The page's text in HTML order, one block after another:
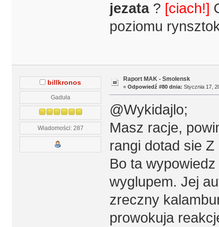
jezata? [ciach!]
poziomu
billkronos
Gaduła
Wiadomości: 287
Raport MAK - Smolensk
« Odpowiedź #80 dnia: Stycznia 17,
@Wykidajlo;
Masz racje,
rangi dotad sie
Bo ta
wyglupem. Jej
zreczny
prowokuja